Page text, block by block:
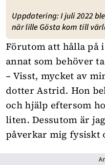
Uppdatering: I juli 2022
när lille Gösta kom till
Förutom att hålla på
annat som behöver
– Visst, mycket av
dotter Astrid. Hon
och hjälp eftersom
liten. Dessutom är
påverkar mig fysiskt